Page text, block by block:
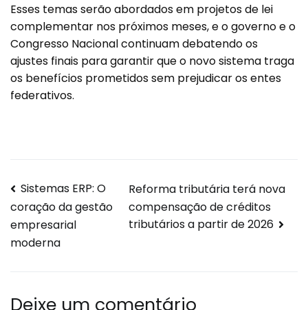
Esses temas serão abordados em projetos de lei
complementar nos próximos meses, e o governo e o
Congresso Nacional continuam debatendo os
ajustes finais para garantir que o novo sistema traga
os benefícios prometidos sem prejudicar os entes
federativos.
Sistemas ERP: O
coração da gestão
empresarial
moderna
Reforma tributária terá nova
compensação de créditos
tributários a partir de 2026
Deixe um comentário